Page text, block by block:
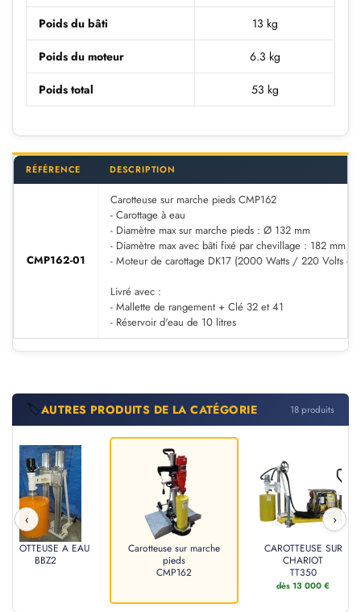
Poids du bâti 13 kg
Poids du moteur 6.3 kg
Poids total 53 kg
RÉFÉRENCE DESCRIPTION
CMP162-01
Carotteuse sur marche pieds CMP162
- Carottage à eau
- Diamètre max sur marche pieds : Ø 132 mm
- Diamètre max avec bâti fixé par chevillage : 182 mm
- Moteur de carottage DK17 (2000 Watts / 220 Volts - 3
Livré avec :
- Mallette de rangement + Clé 32 et 41
- Réservoir d'eau de 10 litres
🏷️AUTRES PRODUITS DE LA CATÉGORIE 18 produits
‹ ›
CAROTTEUSE A EAU
BBZ2
Carotteuse sur marche
pieds
CMP162
CAROTTEUSE SUR
CHARIOT
TT350
dès 13 000 €